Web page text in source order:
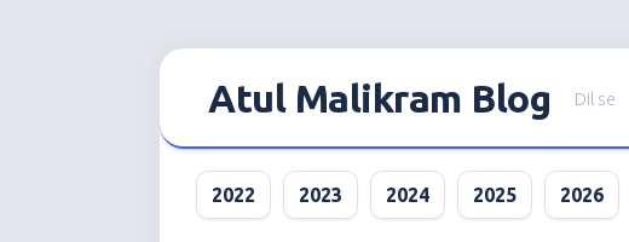
Atul Malikram Blog Dil se
2022 2023 2024 2025 2026